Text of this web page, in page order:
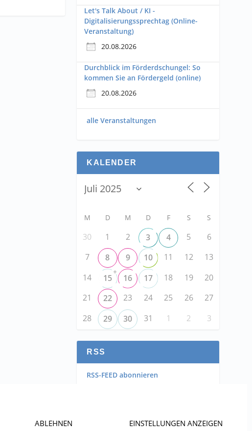
ABLEHNEN EINSTELLUNGEN ANZEIGEN
Let's Talk About / KI -
Digitalisierungssprechtag (Online-
Veranstaltung)
20.08.2026
Durchblick im Förderdschungel: So
kommen Sie an Fördergeld (online)
20.08.2026
alle Veranstaltungen
KALENDER
M D M D F S S
30 1 2 3 4 5
6
7
8 9 10 11 12
13
14
15
+
16 17 18 19
20
21
22 23 24 25 26
27
28
29 30 31 1 2 3
RSS
RSS-FEED abonnieren